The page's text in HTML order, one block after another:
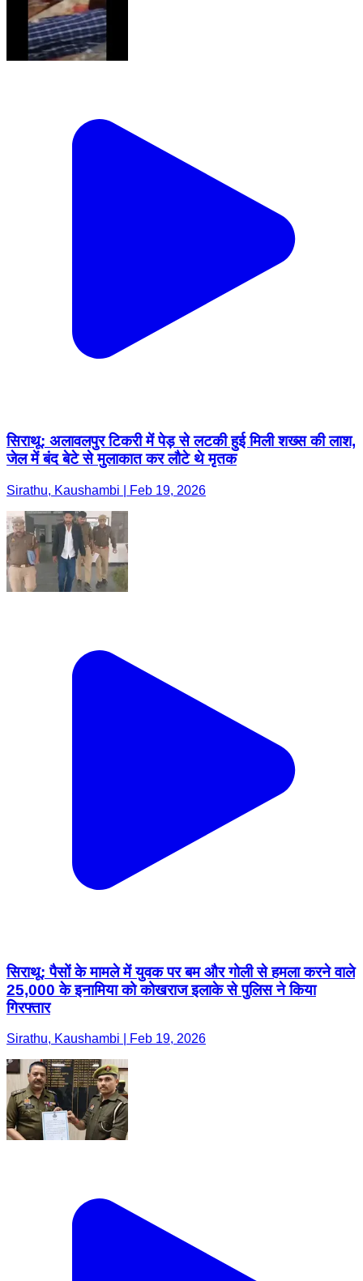
सिराथू: अलावलपुर टिकरी में पेड़ से लटकी हुई मिली शख्स की लाश,
जेल में बंद बेटे से मुलाकात कर लौटे थे मृतक
Sirathu, Kaushambi | Feb 19, 2026
सिराथू: पैसों के मामले में युवक पर बम और गोली से हमला करने वाले
25,000 के इनामिया को कोखराज इलाके से पुलिस ने किया
गिरफ्तार
Sirathu, Kaushambi | Feb 19, 2026